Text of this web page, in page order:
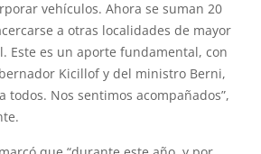
vehículos. Ahora se suman 20
a otras localidades de mayor
Este es un aporte fundamental, con
Kicillof y del ministro Berni,
todos. Nos sentimos acompañados”,